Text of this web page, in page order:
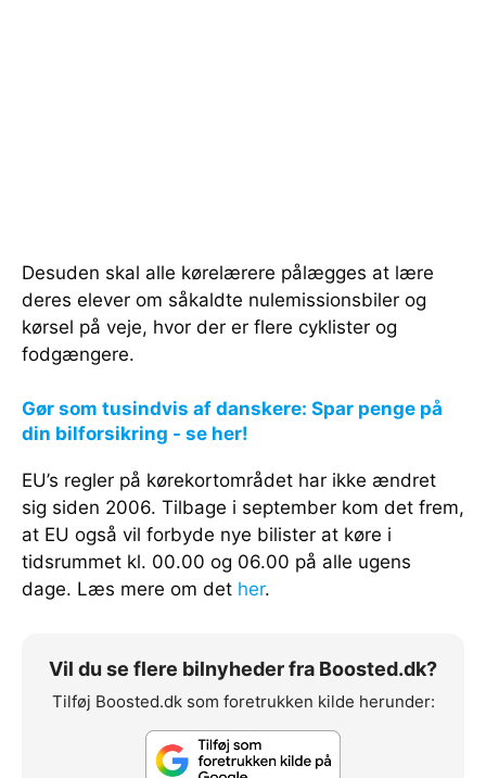
Desuden skal alle kørelærere pålægges at lære
deres elever om såkaldte nulemissionsbiler og
kørsel på veje, hvor der er flere cyklister og
fodgængere.
Gør som tusindvis af danskere: Spar penge på
din bilforsikring - se her!
EU’s regler på kørekortområdet har ikke ændret
sig siden 2006. Tilbage i september kom det frem,
at EU også vil forbyde nye bilister at køre i
tidsrummet kl. 00.00 og 06.00 på alle ugens
dage. Læs mere om det her.
Vil du se flere bilnyheder fra Boosted.dk?
Tilføj Boosted.dk som foretrukken kilde herunder: